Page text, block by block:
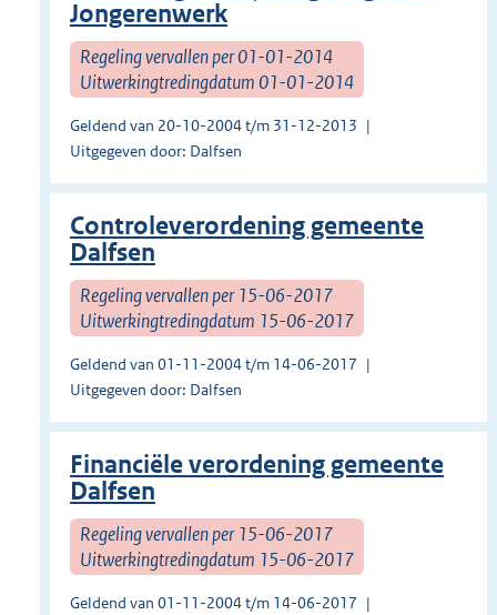
Jongerenwerk
Regeling vervallen per 01-01-2014
Uitwerkingtredingdatum 01-01-2014
Geldend van 20-10-2004 t/m 31-12-2013
Uitgegeven door: Dalfsen
Controleverordening gemeente
Dalfsen
Regeling vervallen per 15-06-2017
Uitwerkingtredingdatum 15-06-2017
Geldend van 01-11-2004 t/m 14-06-2017
Uitgegeven door: Dalfsen
Financiële verordening gemeente
Dalfsen
Regeling vervallen per 15-06-2017
Uitwerkingtredingdatum 15-06-2017
Geldend van 01-11-2004 t/m 14-06-2017